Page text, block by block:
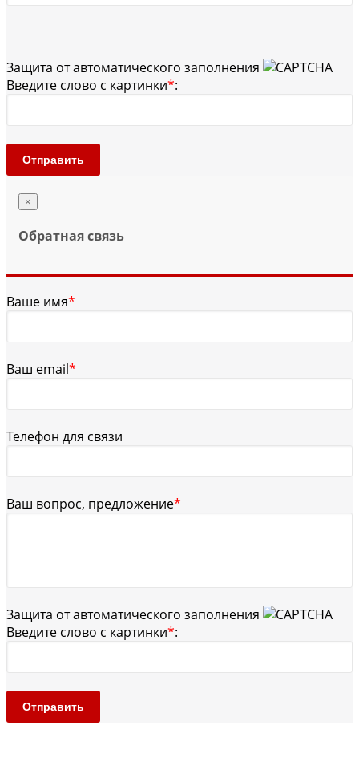
Защита от автоматического заполнения
Введите слово с картинки*:
Отправить
×
Обратная связь
Ваше имя*
Ваш email*
Телефон для связи
Ваш вопрос, предложение*
Защита от автоматического заполнения
Введите слово с картинки*:
Отправить